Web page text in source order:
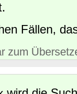
Fällen,
zum